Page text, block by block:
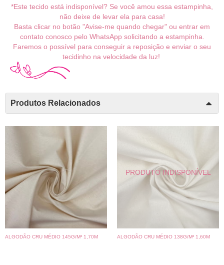
*Este tecido está indisponível? Se você amou essa estampinha,
não deixe de levar ela para casa!
Basta clicar no botão "Avise-me quando chegar" ou entrar em
contato conosco pelo WhatsApp solicitando a estampinha.
Faremos o possível para conseguir a reposição e enviar o seu
tecidinho na velocidade da luz!
Produtos Relacionados
ALGODÃO CRU MÉDIO 145G/M² 1,70M ALGODÃO CRU MÉDIO 138G/M² 1,60M